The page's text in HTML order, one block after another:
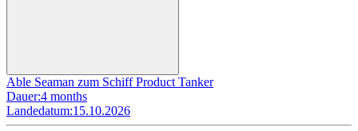
Able Seaman zum Schiff Product Tanker
Dauer:4 months
Landedatum:15.10.2026